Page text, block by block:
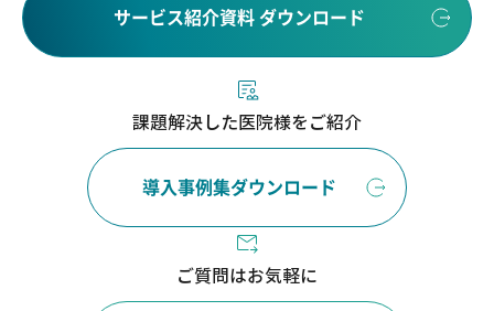
サービス紹介資料 ダウンロード
課題解決した医院様をご紹介
導入事例集ダウンロード
ご質問はお気軽に